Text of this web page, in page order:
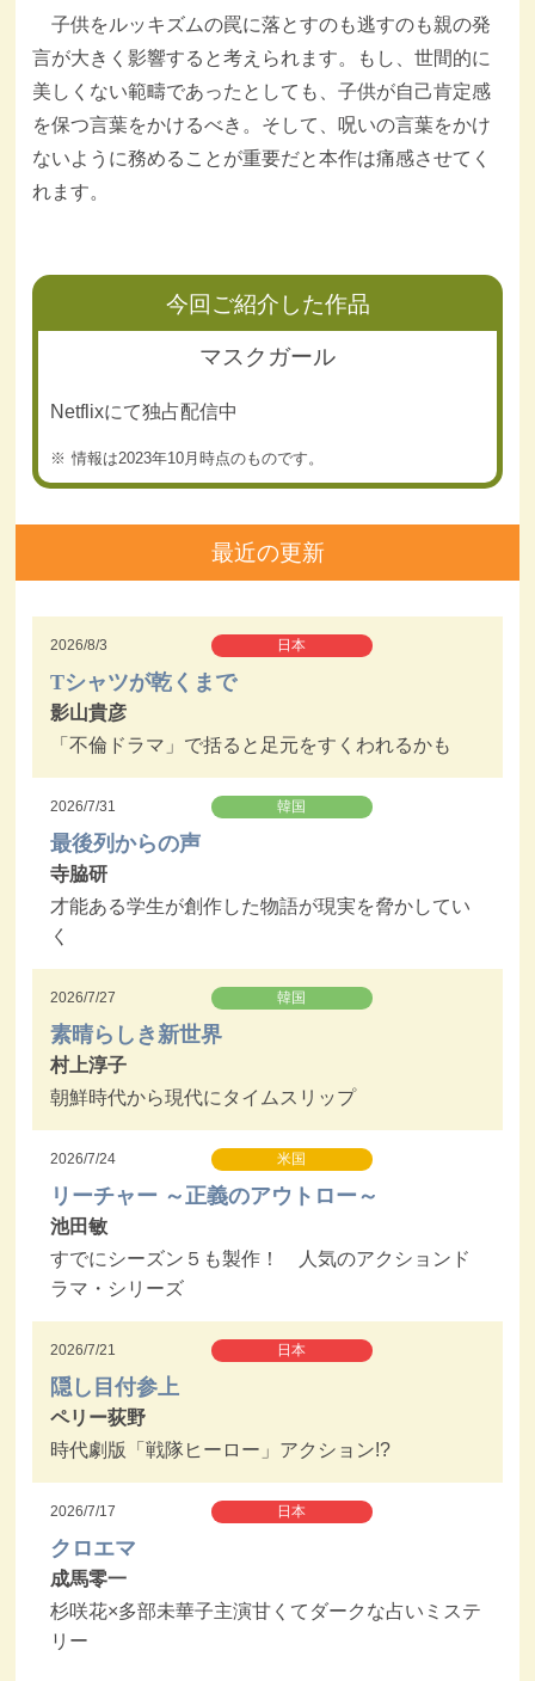
子供をルッキズムの罠に落とすのも逃すのも親の発
言が大きく影響すると考えられます。もし、世間的に
美しくない範疇であったとしても、子供が自己肯定感
を保つ言葉をかけるべき。そして、呪いの言葉をかけ
ないように務めることが重要だと本作は痛感させてく
れます。
今回ご紹介した作品
マスクガール
Netflixにて独占配信中
情報は2023年10月時点のものです。
最近の更新
2026/8/3 日本
Tシャツが乾くまで
影山貴彦
「不倫ドラマ」で括ると足元をすくわれるかも
2026/7/31 韓国
最後列からの声
寺脇研
才能ある学生が創作した物語が現実を脅かしてい
く
2026/7/27 韓国
素晴らしき新世界
村上淳子
朝鮮時代から現代にタイムスリップ
2026/7/24 米国
リーチャー ～正義のアウトロー～
池田敏
すでにシーズン５も製作！ 人気のアクションド
ラマ・シリーズ
2026/7/21 日本
隠し目付参上
ペリー荻野
時代劇版「戦隊ヒーロー」アクション!?
2026/7/17 日本
クロエマ
成馬零一
杉咲花×多部未華子主演甘くてダークな占いミステ
リー